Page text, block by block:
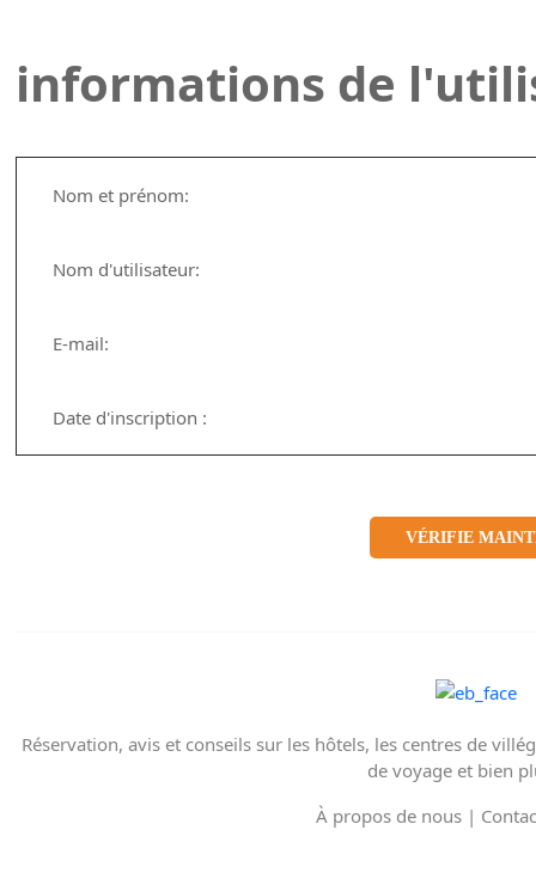
informations de
Nom et prénom:
Nom d'utilisateur:
E-mail:
Date d'inscription :
VÉRIFIE
Réservation, avis et conseils sur les hôtels, les centres de
de voyage et bien
À propos de nous |